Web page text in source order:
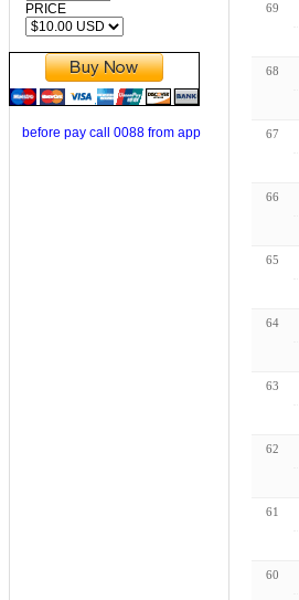
PRICE
before pay call 0088 from app
69
68
67
66
65
64
63
62
61
60